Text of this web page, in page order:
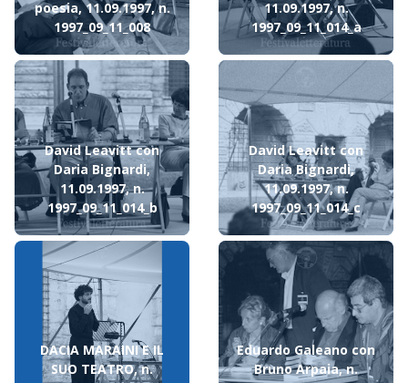
poesia, 11.09.1997, n.
1997_09_11_008
11.09.1997, n.
1997_09_11_014_a
David Leavitt con
Daria Bignardi,
11.09.1997, n.
1997_09_11_014_b
David Leavitt con
Daria Bignardi,
11.09.1997, n.
1997_09_11_014_c
DACIA MARAINI E IL
SUO TEATRO, n.
Eduardo Galeano con
Bruno Arpaia, n.